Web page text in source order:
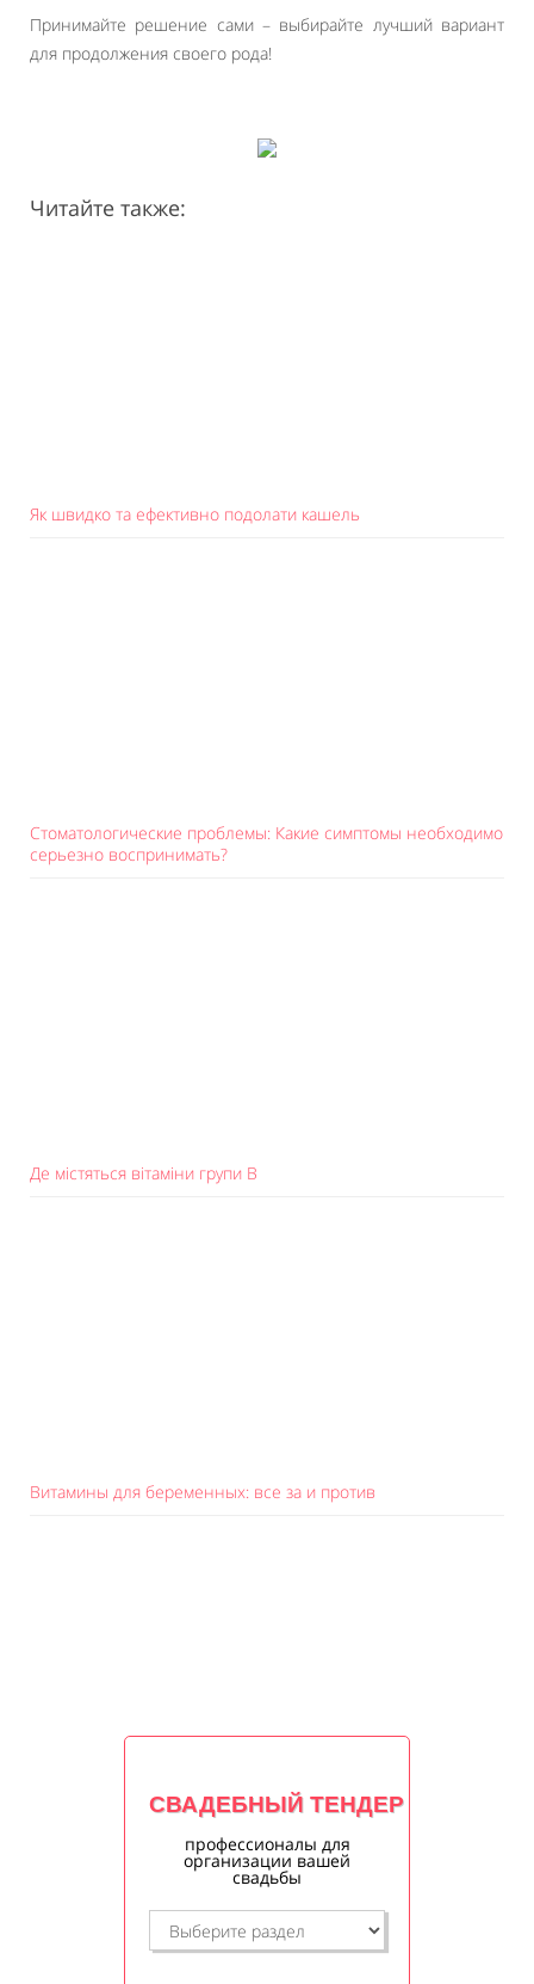
Принимайте решение сами – выбирайте лучший вариант
для продолжения своего рода!
Читайте также:
Як швидко та ефективно подолати кашель
Стоматологические проблемы: Какие симптомы необходимо
серьезно воспринимать?
Де містяться вітаміни групи B
Витамины для беременных: все за и против
СВАДЕБНЫЙ ТЕНДЕР
профессионалы для
организации вашей
свадьбы